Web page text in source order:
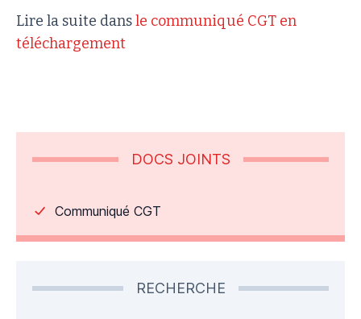
Lire la suite dansle communiqué CGT en
téléchargement
DOCS JOINTS
Communiqué CGT
RECHERCHE